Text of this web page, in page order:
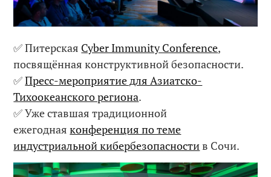
✅ Питерская Cyber Immunity Conference,
посвящённая конструктивной безопасности.
✅Пресс-мероприятие для Азиатско-
Тихоокеанского региона.
✅ Уже ставшая традиционной
ежегоднаяконференция по теме
индустриальной кибербезопасностив Сочи.